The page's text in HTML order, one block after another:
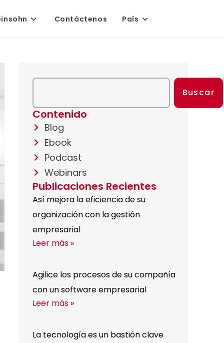
Contáctenos País
Buscar
Contenido
Blog
Ebook
Podcast
Webinars
Publicaciones Recientes
Así mejora la eficiencia de su
organización con la gestión
empresarial
Leer más »
Agilice los procesos de su compañía
con un software empresarial
Leer más »
La tecnología es un bastión clave